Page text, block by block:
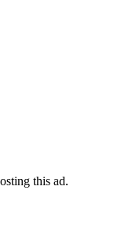
this ad.